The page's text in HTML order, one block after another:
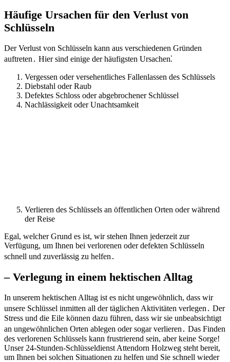
Häufige Ursachen für den Verlust von
Schlüsseln
Der Verlust von Schlüsseln kann aus verschiedenen Gründen
auftreten․ Hier sind einige der häufigsten Ursachen⁚
Vergessen oder versehentliches Fallenlassen des Schlüssels
Diebstahl oder Raub
Defektes Schloss oder abgebrochener Schlüssel
Nachlässigkeit oder Unachtsamkeit
Verlieren des Schlüssels an öffentlichen Orten oder während
der Reise
Egal, welcher Grund es ist, wir stehen Ihnen jederzeit zur
Verfügung, um Ihnen bei verlorenen oder defekten Schlüsseln
schnell und zuverlässig zu helfen․
– Verlegung in einem hektischen Alltag
In unserem hektischen Alltag ist es nicht ungewöhnlich, dass wir
unsere Schlüssel inmitten all der täglichen Aktivitäten verlegen․ Der
Stress und die Eile können dazu führen, dass wir sie unbeabsichtigt
an ungewöhnlichen Orten ablegen oder sogar verlieren․ Das Finden
des verlorenen Schlüssels kann frustrierend sein, aber keine Sorge!​
Unser 24-Stunden-Schlüsseldienst Attendorn Holzweg steht bereit,
um Ihnen bei solchen Situationen zu helfen und Sie schnell wieder